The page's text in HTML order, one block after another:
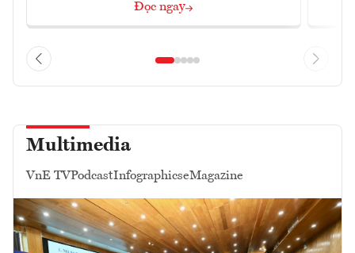
Đọc ngay
Multimedia
VnE TVPodcastInfographicseMagazine